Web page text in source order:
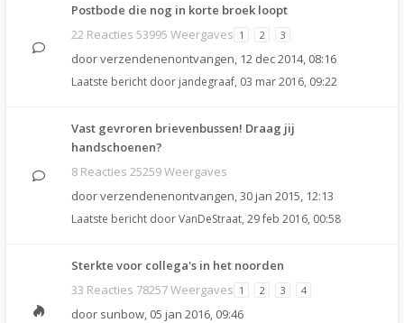
Postbode die nog in korte broek loopt
22 Reacties 53995 Weergaves 1 2 3
doorverzendenenontvangen, 12 dec 2014, 08:16
Laatste bericht door jandegraaf, 03 mar 2016, 09:22
Vast gevroren brievenbussen! Draag jij
handschoenen?
8 Reacties 25259 Weergaves
doorverzendenenontvangen,30 jan 2015, 12:13
Laatste bericht doorVanDeStraat, 29 feb 2016, 00:58
Sterkte voor collega's in het noorden
33 Reacties 78257 Weergaves 1 2 3 4
door sunbow, 05 jan 2016, 09:46